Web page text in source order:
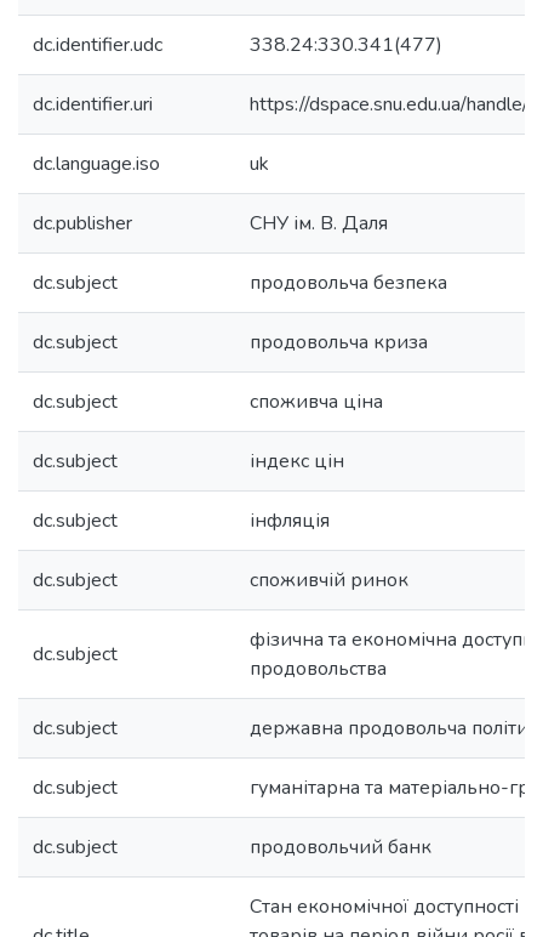
dc.identifier.udc 338.24:330.341(477)
dc.identifier.uri https://dspace.snu.edu.ua/
dc.language.iso uk
dc.publisher СНУ ім. В. Даля
dc.subject продовольча безпека
dc.subject продовольча криза
dc.subject споживча ціна
dc.subject індекс цін
dc.subject інфляція
dc.subject споживчій ринок
dc.subject
фізична та економічна
продовольства
dc.subject державна продовольча
dc.subject гуманітарна та матеріально-
dc.subject продовольчий банк
Стан економічної доступності